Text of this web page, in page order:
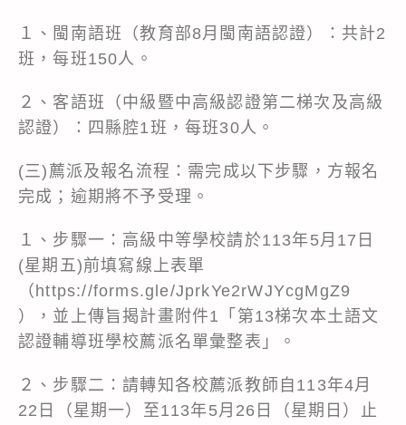
１、閩南語班（教育部8月閩南語認證）：共計2
班，每班150人。
２、客語班（中級暨中高級認證第二梯次及高級
認證）：四縣腔1班，每班30人。
(三)薦派及報名流程：需完成以下步驟，方報名
完成；逾期將不予受理。
１、步驟一：高級中等學校請於113年5月17日
(星期五)前填寫線上表單
（https://forms.gle/JprkYe2rWJYcgMgZ9
），並上傳旨揭計畫附件1「第13梯次本土語文
認證輔導班學校薦派名單彙整表」。
２、步驟二：請轉知各校薦派教師自113年4月
22日（星期一）至113年5月26日（星期日）止